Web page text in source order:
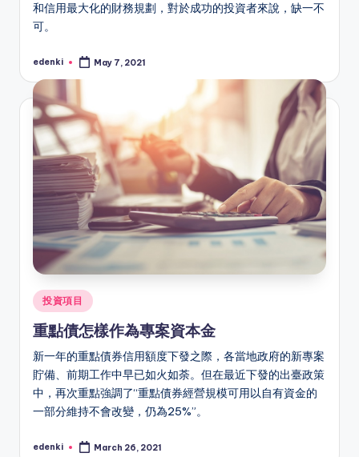
和信用最大化的財務規劃，對於成功的投資者來說，缺一不
可。
Posted
edenki May 7, 2021
Posted
in
投資項目
重點債怎樣作為專案資本金
新一年的重點債券信用額度下發之際，各當地政府的新專案
貯備、前期工作中早已如火如荼。但在最近下發的出臺政策
中，再次重點強調了“重點債券經營規模可用以自有資金的
一部分維持不會改變，仍為25%”。
Posted
edenki March 26, 2021